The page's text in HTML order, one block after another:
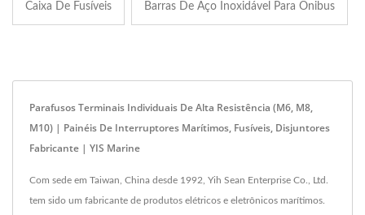
Caixa De Fusíveis Barras De Aço Inoxidável Para Ônibus
Parafusos Terminais Individuais De Alta Resistência (M6, M8,
M10) | Painéis De Interruptores Marítimos, Fusíveis, Disjuntores
Fabricante | YIS Marine
Com sede em Taiwan, China desde 1992, Yih Sean Enterprise Co., Ltd.
tem sido um fabricante de produtos elétricos e eletrônicos marítimos.